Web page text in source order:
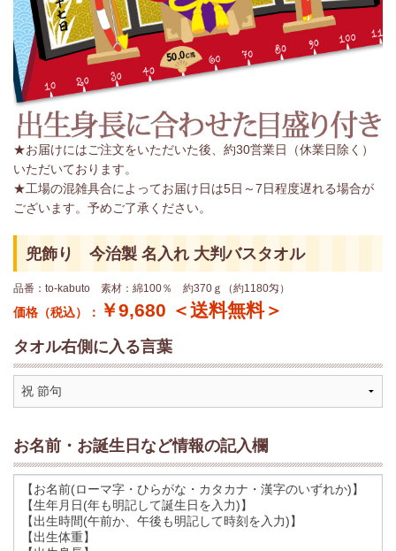
★お届けにはご注文をいただいた後、約30営業日（休業日除く）
いただいております。
★工場の混雑具合によってお届け日は5日～7日程度遅れる場合が
ございます。予めご了承ください。
兜飾り 今治製 名入れ 大判バスタオル
品番：to-kabuto 素材：綿100％ 約370ｇ（約1180匁）
価格（税込）： ￥9,680 ＜送料無料＞
タオル右側に入る言葉
お名前・お誕生日など情報の記入欄